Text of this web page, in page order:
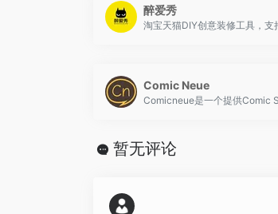
醉爱秀
淘宝天猫DIY创意装修工具，支
Comic Neue
Comicneue是一个提供Comic
暂无评论